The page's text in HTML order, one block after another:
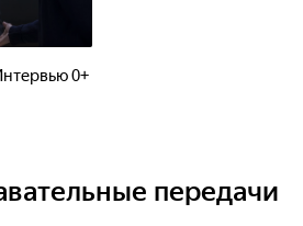
0+
передачи